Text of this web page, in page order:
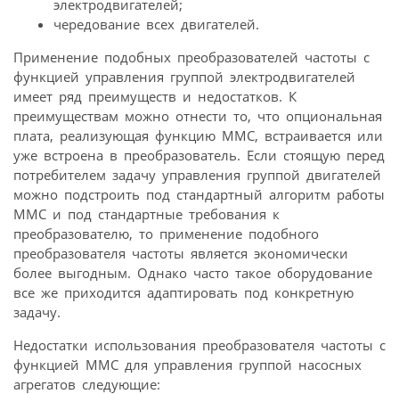
электродвигателей;
чередование всех двигателей.
Применение подобных преобразователей частоты с
функцией управления группой электродвигателей
имеет ряд преимуществ и недостатков. К
преимуществам можно отнести то, что опциональная
плата, реализующая функцию MMC, встраивается или
уже встроена в преобразователь. Если стоящую перед
потребителем задачу управления группой двигателей
можно подстроить под стандартный алгоритм работы
MMC и под стандартные требования к
преобразователю, то применение подобного
преобразователя частоты является экономически
более выгодным. Однако часто такое оборудование
все же приходится адаптировать под конкретную
задачу.
Недостатки использования преобразователя частоты с
функцией ММС для управления группой насосных
агрегатов следующие: